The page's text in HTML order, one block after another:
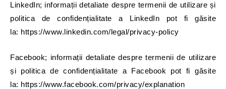
LinkedIn; informații detaliate despre termenii de utilizare și
politica de confidențialitate a LinkedIn pot fi găsite
la: https://www.linkedin.com/legal/privacy-policy
Facebook; informații detaliate despre termenii de utilizare
și politica de confidențialitate a Facebook pot fi găsite
la: https://www.facebook.com/privacy/explanation